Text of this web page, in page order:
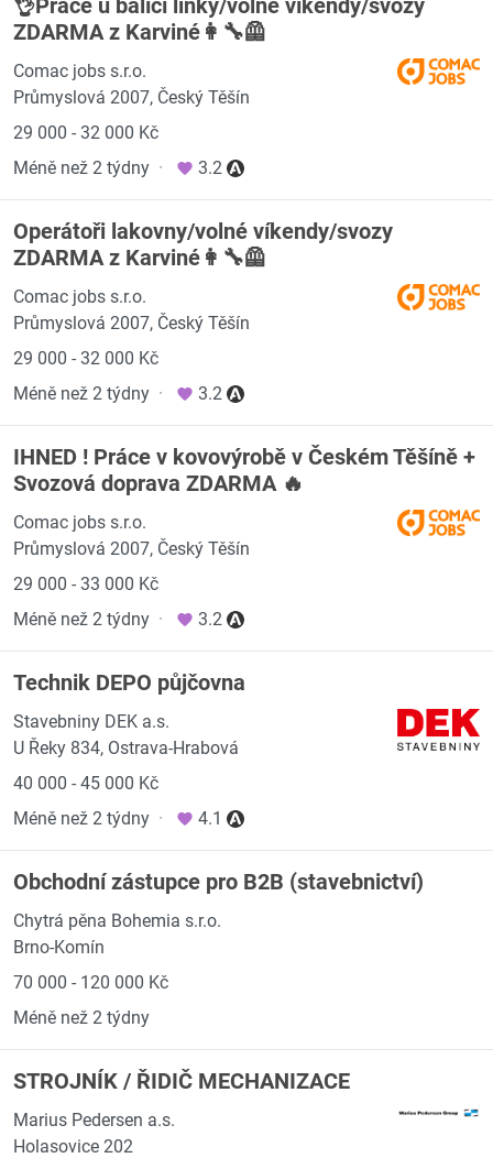
👌Práce u balící linky/volné víkendy/svozy
ZDARMA z Karviné👩‍🔧🦺
Comac jobs s.r.o.
Průmyslová 2007, Český Těšín
29 000 - 32 000 Kč
Méně než 2 týdny · 3.2
Operátoři lakovny/volné víkendy/svozy
ZDARMA z Karviné👩‍🔧🦺
Comac jobs s.r.o.
Průmyslová 2007, Český Těšín
29 000 - 32 000 Kč
Méně než 2 týdny · 3.2
IHNED ! Práce v kovovýrobě v Českém Těšíně +
Svozová doprava ZDARMA 🔥
Comac jobs s.r.o.
Průmyslová 2007, Český Těšín
29 000 - 33 000 Kč
Méně než 2 týdny · 3.2
Technik DEPO půjčovna
Stavebniny DEK a.s.
U Řeky 834, Ostrava-Hrabová
40 000 - 45 000 Kč
Méně než 2 týdny · 4.1
Obchodní zástupce pro B2B (stavebnictví)
Chytrá pěna Bohemia s.r.o.
Brno-Komín
70 000 - 120 000 Kč
Méně než 2 týdny
STROJNÍK / ŘIDIČ MECHANIZACE
Marius Pedersen a.s.
Holasovice 202